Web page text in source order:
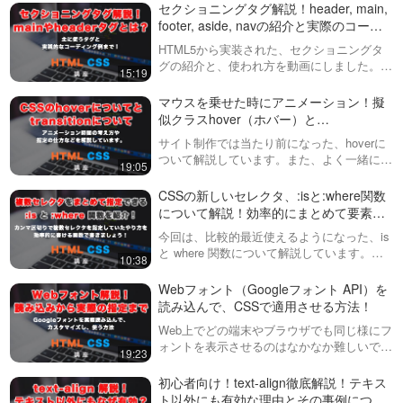
background-imageとlinear-
gradientなどを使ってCSSのみで
実装する方法を紹介し…
Webアイコンフォント！Font
Awesome（フォントオーサ
ム）の読み込みの方法と使い
方について解説！
※機材や設定の関係で若干音量が
小さくなっております。イヤホ
ンをしていただいた上で音量の
調整をお願い致します。Web制
作で必須となりつつあるWebフ
ォントの１つFontAwesomeにつ
いて説明してい…
最新のFont Awesome（フォ
ントオーサム）バージョン６
の読み込み方法と、アイコン
の探し方について解説！
以前別の動画でも読み込み方と
サイトのUIなどが刷新されたの
で、再度こちらの動画で説明し
ています。動画内で紹介してい
た、過去のFontAwesomeの動画
は以下です。htt…
CSSだけで、文字列の省略を
簡単にする方法！
JavaScriptなどでも実装できます
途中で省略する方法はありま
す。今回はtext-ellipsisというプ
ロパティを使って、記事の一覧
に表示されている文字列を省略
し…
05:44
CSSだけで現在の文字色を取
得して、様々な値に活用でき
る「currentColor」紹介！
今回は、CSSの非常に便利な機
明します。この機能を使えば、
ダウンロード有
です。https://factory-programming-mv.c…
15:19
セクショニングタグ解説！header, main,
footer, aside, navの紹介と実際のコーデ
ィングまで！
HTML5から実装された、セクショニングタ
グの紹介と、使われ方を動画にしました。実
headerやfooterの考え方、navタグの意味な
どもお話しします。
19:05
マウスを乗せた時にアニメーション！擬
似クラスhover（ホバー）と
transition（トランジション）の役割や使
い方解説！
サイト制作では当たり前になった、hoverに
ついて解説しています。また、よく一緒に使
や、スマホなどマウスの概念がないデバイス
での扱いについても、実例…
10:38
CSSの新しいセレクタ、:isと:where関数
について解説！効率的にまとめて要素を
指定可能！
今回は、比較的最近使えるようになった、is
と where 関数について解説しています。
ので、あまりメリットを感じないかもしれま
せんが、CSSのみで記述して…
19:23
Webフォント（Googleフォント API）を
読み込んで、CSSで適用させる方法！
Web上でどの端末やブラウザでも同じ様にフ
ォントを表示させるのはなかなか難しいです
とができます。この動画では無料サービスで
あるGoogle fontを使って…
初心者向け！text-align徹底解説！テキス